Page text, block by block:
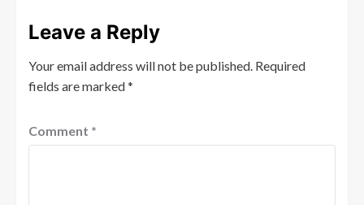
Leave a Reply
Your email address will not be published. Required
fields are marked*
Comment *